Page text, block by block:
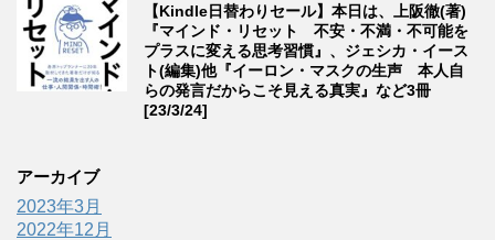
【Kindle日替わりセール】本日は、上阪徹(著)
『マインド・リセット 不安・不満・不可能を
プラスに変える思考習慣』、ジェシカ・イース
ト(編集)他『イーロン・マスクの生声 本人自
らの発言だからこそ見える真実』など3冊
[23/3/24]
アーカイブ
2023年3月
2022年12月